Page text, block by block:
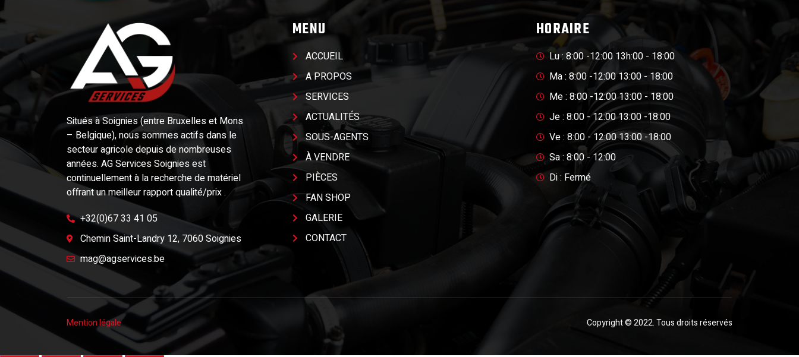
Situés à Soignies (entre Bruxelles et Mons
– Belgique), nous sommes actifs dans le
secteur agricole depuis de nombreuses
années. AG Services Soignies est
continuellement à la recherche de matériel
offrant un meilleur rapport qualité/prix .
+32(0)67 33 41 05
Chemin Saint-Landry 12, 7060 Soignies
mag@agservices.be
MENU
ACCUEIL
A PROPOS
SERVICES
ACTUALITÉS
SOUS-AGENTS
À VENDRE
PIÈCES
FAN SHOP
GALERIE
CONTACT
HORAIRE
Lu : 8:00 -12:00 13h:00 - 18:00
Ma : 8:00 -12:00 13:00 - 18:00
Me : 8:00 -12:00 13:00 - 18:00
Je : 8:00 - 12:00 13:00 -18:00
Ve : 8:00 - 12:00 13:00 -18:00
Sa : 8:00 - 12:00
Di : Fermé
Mention légale Copyright © 2022. Tous droits réservés